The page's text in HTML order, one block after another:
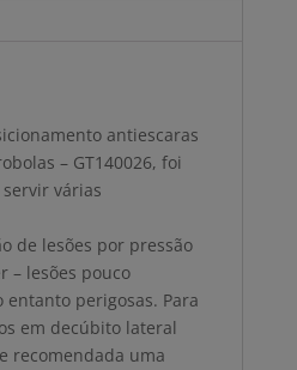
antiescaras
– GT140026, foi
várias
de lesões por pressão
– lesões pouco
perigosas. Para
em decúbito lateral
recomendada uma